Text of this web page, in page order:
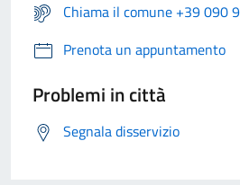
Chiama il comune +39 090
Prenota un appuntamento
Problemi in città
Segnala disservizio